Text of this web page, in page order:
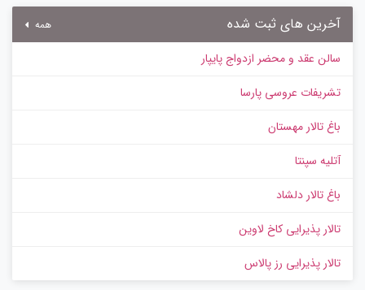
آخرین های ثبت شده همه
سالن عقد و محضر ازدواج پایپار
تشریفات عروسی پارسا
باغ تالار مهستان
آتلیه سپنتا
باغ تالار دلشاد
تالار پذیرایی کاخ لاوین
تالار پذیرایی رز پالاس